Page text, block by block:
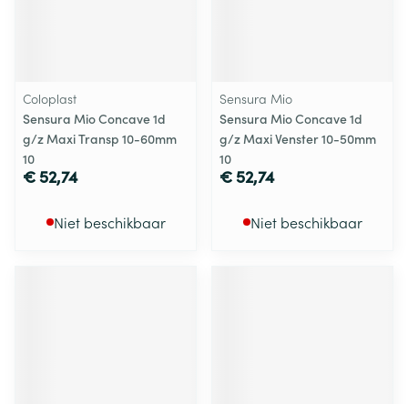
Coloplast
Sensura Mio Concave 1d
g/z Maxi Transp 10-60mm
10
€ 52,74
Niet beschikbaar
Sensura Mio
Sensura Mio Concave 1d
g/z Maxi Venster 10-50mm
10
€ 52,74
Niet beschikbaar